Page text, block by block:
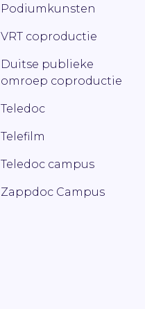
Podiumkunsten
VRT coproductie
Duitse publieke
omroep coproductie
Teledoc
Telefilm
Teledoc campus
Zappdoc Campus